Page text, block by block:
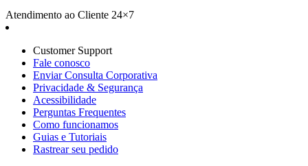
Atendimento ao Cliente 24×7
Customer Support
Fale conosco
Enviar Consulta Corporativa
Privacidade & Segurança
Acessibilidade
Perguntas Frequentes
Como funcionamos
Guias e Tutoriais
Rastrear seu pedido